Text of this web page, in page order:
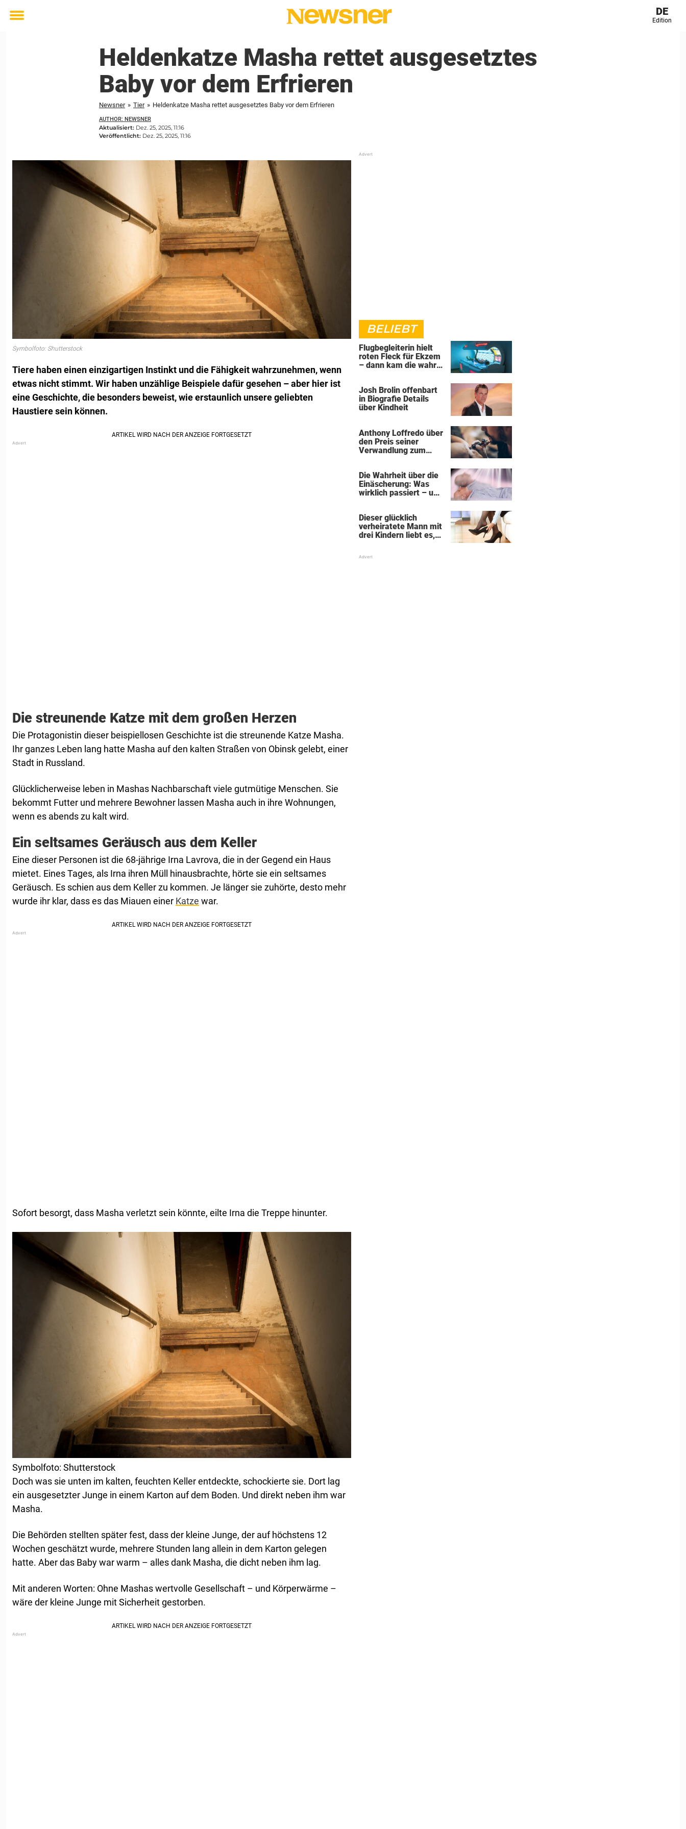
Toggle
DE
Edition
Heldenkatze Masha rettet ausgesetztes
Baby vor dem Erfrieren
Newsner » Tier » Heldenkatze Masha rettet ausgesetztes Baby vor dem Erfrieren
AUTHOR: NEWSNER
Aktualisiert: Dez. 25, 2025, 11:16
Veröffentlicht: Dez. 25, 2025, 11:16
Symbolfoto: Shutterstock
Tiere haben einen einzigartigen Instinkt und die Fähigkeit wahrzunehmen, wenn
etwas nicht stimmt. Wir haben unzählige Beispiele dafür gesehen – aber hier ist
eine Geschichte, die besonders beweist, wie erstaunlich unsere geliebten
Haustiere sein können.
Die streunende Katze mit dem großen Herzen
Die Protagonistin dieser beispiellosen Geschichte ist die streunende Katze Masha.
Ihr ganzes Leben lang hatte Masha auf den kalten Straßen von Obinsk gelebt, einer
Stadt in Russland.
Glücklicherweise leben in Mashas Nachbarschaft viele gutmütige Menschen. Sie
bekommt Futter und mehrere Bewohner lassen Masha auch in ihre Wohnungen,
wenn es abends zu kalt wird.
Ein seltsames Geräusch aus dem Keller
Eine dieser Personen ist die 68-jährige Irna Lavrova, die in der Gegend ein Haus
mietet. Eines Tages, als Irna ihren Müll hinausbrachte, hörte sie ein seltsames
Geräusch. Es schien aus dem Keller zu kommen. Je länger sie zuhörte, desto mehr
wurde ihr klar, dass es das Miauen einer Katze war.
Sofort besorgt, dass Masha verletzt sein könnte, eilte Irna die Treppe hinunter.
Symbolfoto: Shutterstock
Doch was sie unten im kalten, feuchten Keller entdeckte, schockierte sie. Dort lag
ein ausgesetzter Junge in einem Karton auf dem Boden. Und direkt neben ihm war
Masha.
Die Behörden stellten später fest, dass der kleine Junge, der auf höchstens 12
Wochen geschätzt wurde, mehrere Stunden lang allein in dem Karton gelegen
hatte. Aber das Baby war warm – alles dank Masha, die dicht neben ihm lag.
Mit anderen Worten: Ohne Mashas wertvolle Gesellschaft – und Körperwärme –
wäre der kleine Junge mit Sicherheit gestorben.
BELIEBT
Flugbegleiterin hielt
roten Fleck für Ekzem
– dann kam die wahre
Josh Brolin offenbart
in Biografie Details
über Kindheit
Anthony Loffredo über
den Preis seiner
Verwandlung zum
Die Wahrheit über die
Einäscherung: Was
wirklich passiert – und
Dieser glücklich
verheiratete Mann mit
drei Kindern liebt es,